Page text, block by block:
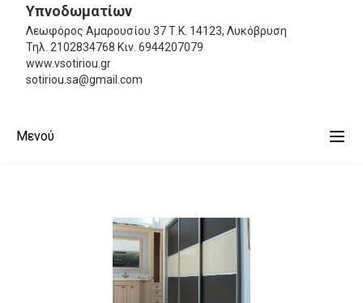
Υπνοδωματίων
Λεωφόρος Αμαρουσίου 37Τ.Κ. 14123, Λυκόβρυση
Τηλ. 2102834768 Κιν. 6944207079
www.vsotiriou.gr
sotiriou.sa@gmail.com
Μενού